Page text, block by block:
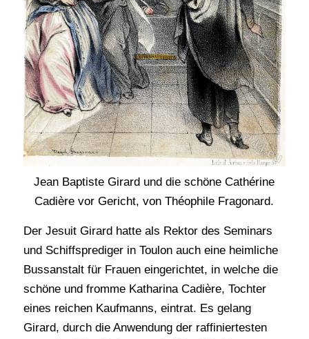
Jean Baptiste Girard und die schöne Cathérine
Cadière vor Gericht, von Théophile Fragonard.
Der Jesuit Girard hatte als Rektor des Seminars
und Schiffsprediger in Toulon auch eine heimliche
Bussanstalt für Frauen eingerichtet, in welche die
schöne und fromme Katharina Cadière, Tochter
eines reichen Kaufmanns, eintrat. Es gelang
Girard, durch die Anwendung der raffiniertesten